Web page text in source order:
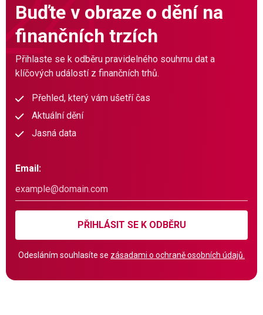
Buďte v obraze o dění na
finančních trzích
Přihlaste se k odběru pravidelného souhrnu dat a
klíčových událostí z finančních trhů.
Přehled, který vám ušetří čas
Aktuální dění
Jasná data
Email:
PŘIHLÁSIT SE K ODBĚRU
Odesláním souhlasíte se zásadami o ochraně osobních údajů.